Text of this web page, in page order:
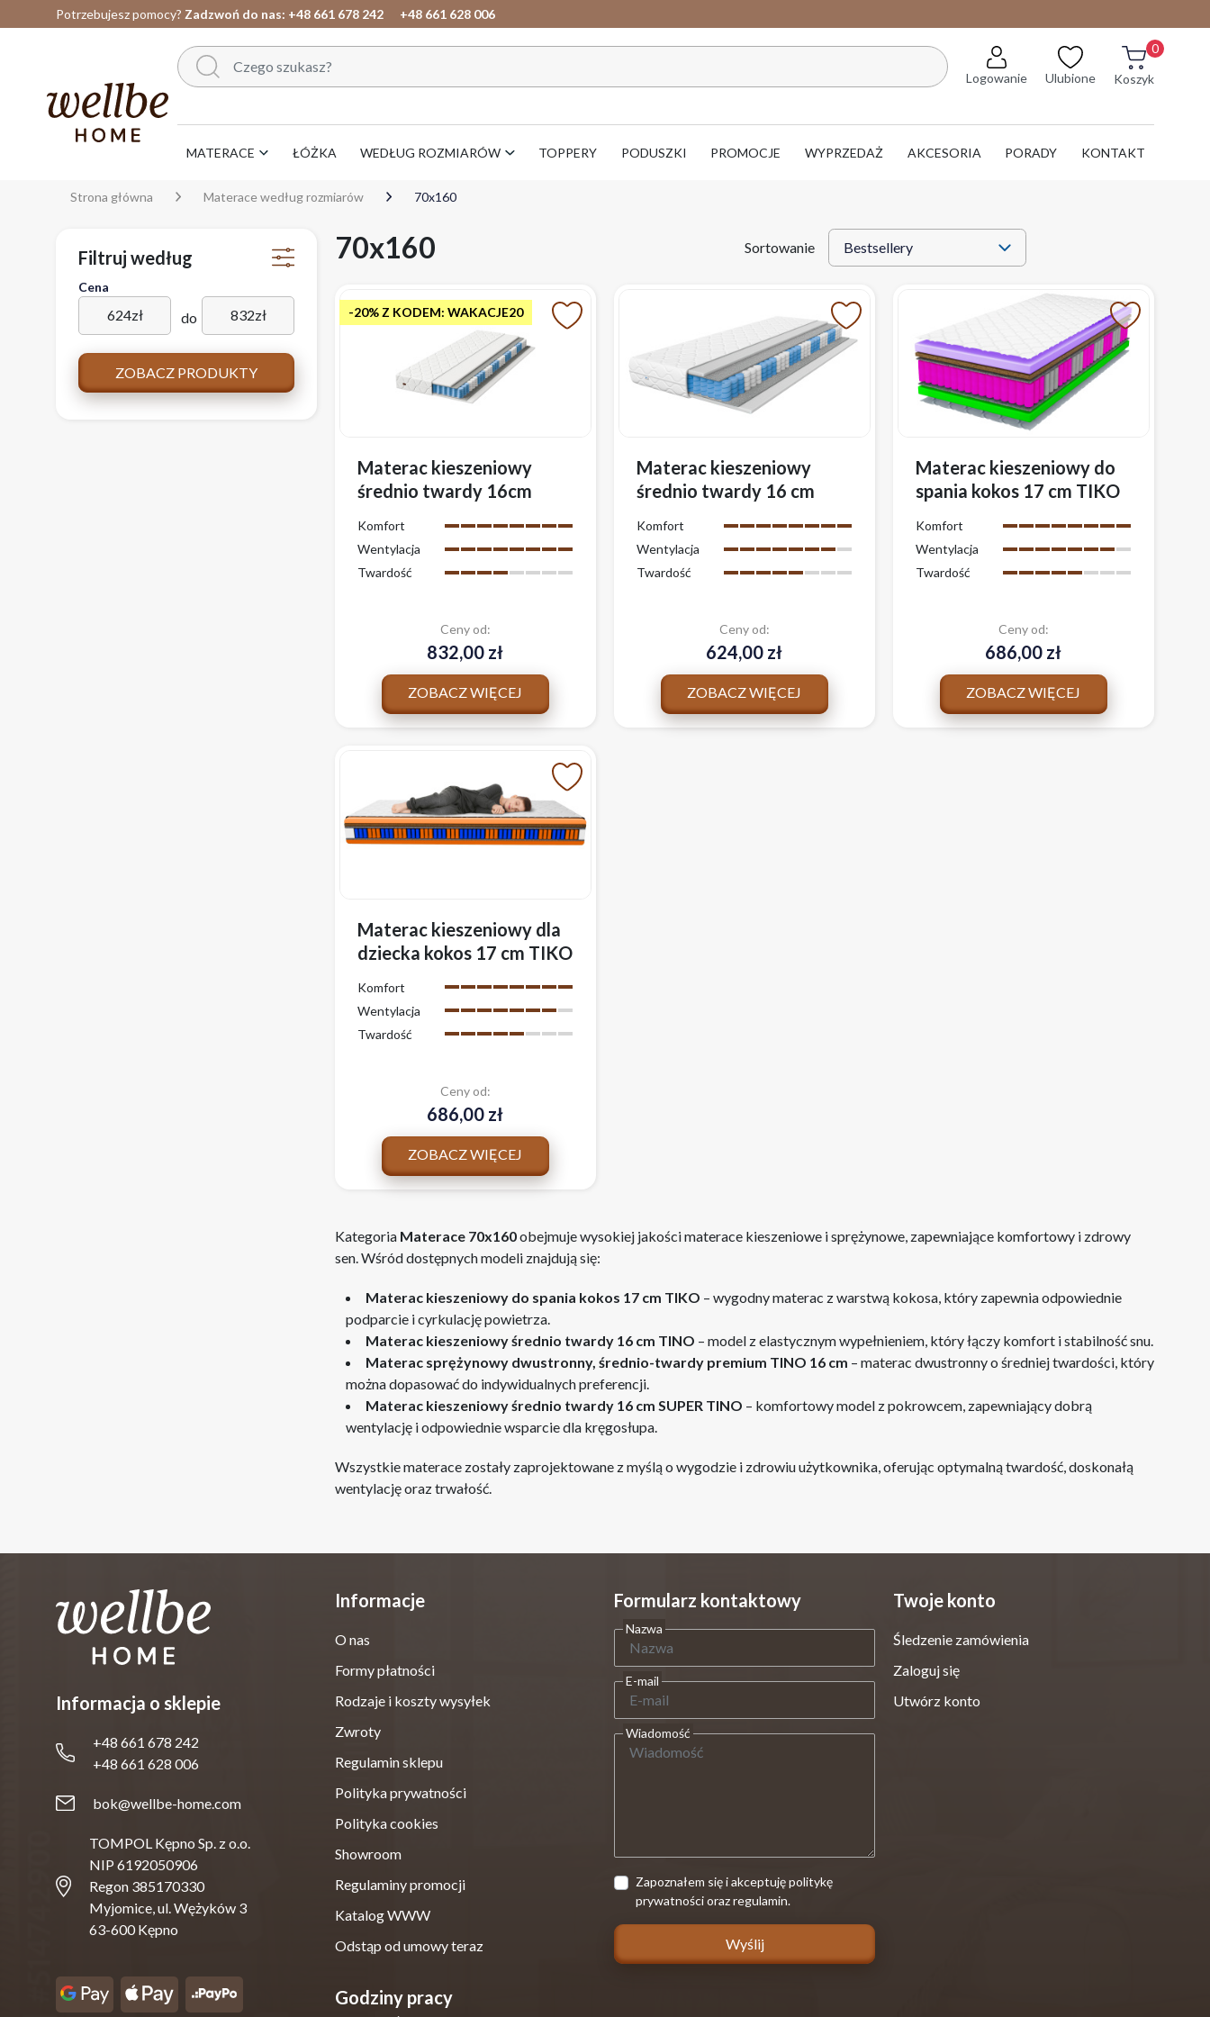
Potrzebujesz pomocy? Zadzwoń do nas: +48 661 678 242 +48 661 628 006
Logowanie Ulubione
0
Koszyk
MATERACE ŁÓŻKA WEDŁUG ROZMIARÓW TOPPERY PODUSZKI PROMOCJE WYPRZEDAŻ AKCESORIA PORADY KONTAKT
Strona główna Materace według rozmiarów 70x160
Filtruj według
Cena
624zł do 832zł
ZOBACZ PRODUKTY
70x160 Sortowanie
-20% Z KODEM: WAKACJE20
Materac kieszeniowy
średnio twardy 16cm
pokrowcem
Komfort
Wentylacja
Twardość
Ceny od:
832,00 zł
ZOBACZ WIĘCEJ
Materac kieszeniowy
średnio twardy 16 cm
pokrowcem
Komfort
Wentylacja
Twardość
Ceny od:
624,00 zł
ZOBACZ WIĘCEJ
Materac kieszeniowy do
spania kokos 17 cm TIKO
Komfort
Wentylacja
Twardość
Ceny od:
686,00 zł
ZOBACZ WIĘCEJ
Materac kieszeniowy dla
dziecka kokos 17 cm TIKO
pokrowcem
antybakteryjny
Komfort
Wentylacja
Twardość
Ceny od:
686,00 zł
ZOBACZ WIĘCEJ
Kategoria Materace 70x160obejmuje wysokiej jakości materace kieszeniowe i sprężynowe, zapewniające komfortowy i zdrowy
sen. Wśród dostępnych modeli znajdują się:
Materac kieszeniowy do spania kokos 17 cm TIKO – wygodny materac z warstwą kokosa, który zapewnia odpowiednie
podparcie i cyrkulację powietrza.
Materac kieszeniowy średnio twardy 16 cm TINO – model z elastycznym wypełnieniem, który łączy komfort i stabilność snu.
Materac sprężynowy dwustronny, średnio-twardy premium TINO 16 cm – materac dwustronny o średniej twardości, który
można dopasować do indywidualnych preferencji.
Materac kieszeniowy średnio twardy 16 cm SUPER TINO – komfortowy model z pokrowcem, zapewniający dobrą
wentylację i odpowiednie wsparcie dla kręgosłupa.
Wszystkie materace zostały zaprojektowane z myślą o wygodzie i zdrowiu użytkownika, oferując optymalną twardość, doskonałą
wentylację oraz trwałość.
Informacja o sklepie
+48 661 678 242
+48 661 628 006
bok@wellbe-home.com
TOMPOL Kępno Sp. z o.o.
NIP 6192050906
Regon 385170330
Myjomice, ul. Wężyków 3
63-600 Kępno
Informacje
O nas
Formy płatności
Rodzaje i koszty wysyłek
Zwroty
Regulamin sklepu
Polityka prywatności
Polityka cookies
Showroom
Regulaminy promocji
Katalog WWW
Odstąp od umowy teraz
Godziny pracy
Formularz kontaktowy
Nazwa
E-mail
Wiadomość
Zapoznałem się i akceptuję politykę
prywatności oraz regulamin.
Twoje konto
Śledzenie zamówienia
Zaloguj się
Utwórz konto